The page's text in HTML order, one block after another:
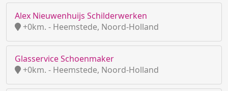
Alex Nieuwenhuijs Schilderwerken
+0km. - Heemstede, Noord-Holland
Glasservice Schoenmaker
+0km. - Heemstede, Noord-Holland